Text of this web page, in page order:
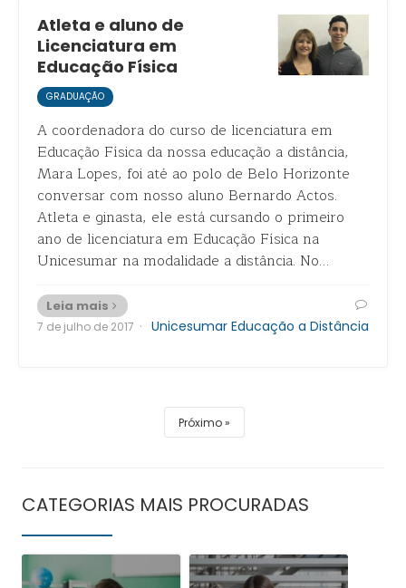
Atleta e aluno de
Licenciatura em
Educação Física
GRADUAÇÃO
A coordenadora do curso de licenciatura em
Educação Física da nossa educação a distância,
Mara Lopes, foi até ao polo de Belo Horizonte
conversar com nosso aluno Bernardo Actos.
Atleta e ginasta, ele está cursando o primeiro
ano de licenciatura em Educação Física na
Unicesumar na modalidade a distância. No…
Leia mais
7 de julho de 2017 · Unicesumar Educação a Distância
Próximo
CATEGORIAS MAIS PROCURADAS